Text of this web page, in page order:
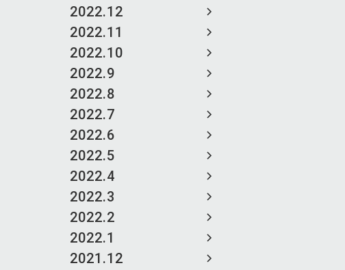
2022.12
2022.11
2022.10
2022.9
2022.8
2022.7
2022.6
2022.5
2022.4
2022.3
2022.2
2022.1
2021.12